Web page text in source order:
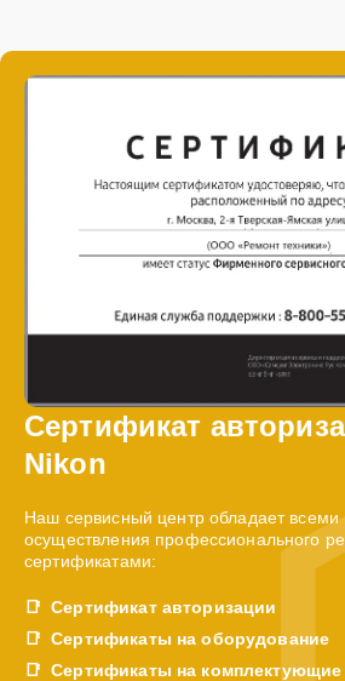
Сертификат
Nikon
Наш сервисный центр обладает
осуществления профессионального
сертификатами:
Сертификат авторизации
Сертификаты на оборудование
Сертификаты на комплектующие